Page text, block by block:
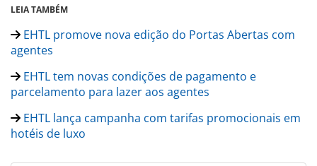
LEIA TAMBÉM
EHTL promove nova edição do Portas Abertas com
agentes
EHTL tem novas condições de pagamento e
parcelamento para lazer aos agentes
EHTL lança campanha com tarifas promocionais em
hotéis de luxo